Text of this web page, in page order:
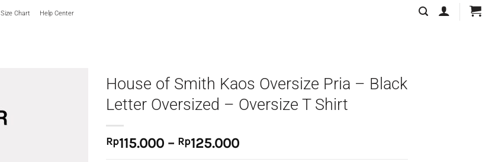
Size Chart Help Center
House of Smith Kaos Oversize Pria – Black
Letter Oversized – Oversize T Shirt
Rp115.000 – Rp125.000Price